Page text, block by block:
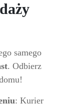
samego
. Odbierz
: Kurier